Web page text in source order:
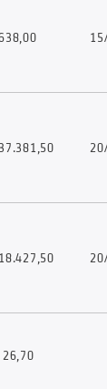
37.381,50
18.427,50
26,70